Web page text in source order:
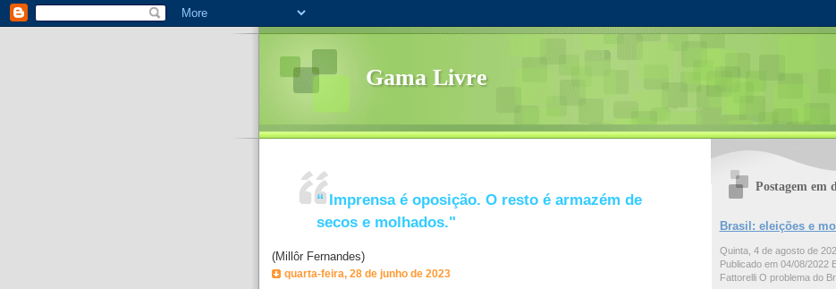
Gama Livre
“ Imprensa é oposição. O resto é armazém de
secos e molhados."
(Millôr Fernandes)
quarta-feira, 28 de junho de 2023
Postagem em
Brasil: eleições e
Quinta, 4 de agosto de
Publicado em 04/08/2022
Fattorelli O problema do